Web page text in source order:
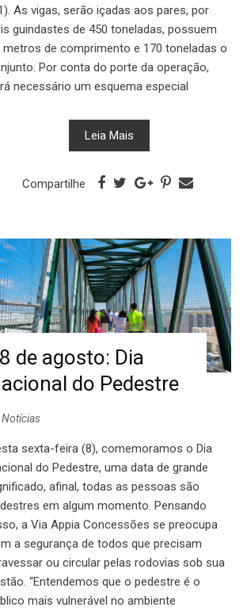
As vigas, serão içadas aos pares, por
guindastes de 450 toneladas, possuem
metros de comprimento e 170 toneladas o
Por conta do porte da operação,
necessário um esquema especial
Leia Mais
Compartilhe
de agosto: Dia
do Pedestre
Notícias
sexta-feira (8), comemoramos o Dia
do Pedestre, uma data de grande
afinal, todas as pessoas são
em algum momento. Pensando
a Via Appia Concessões se preocupa
a segurança de todos que precisam
ou circular pelas rodovias sob sua
“Entendemos que o pedestre é o
mais vulnerável no ambiente